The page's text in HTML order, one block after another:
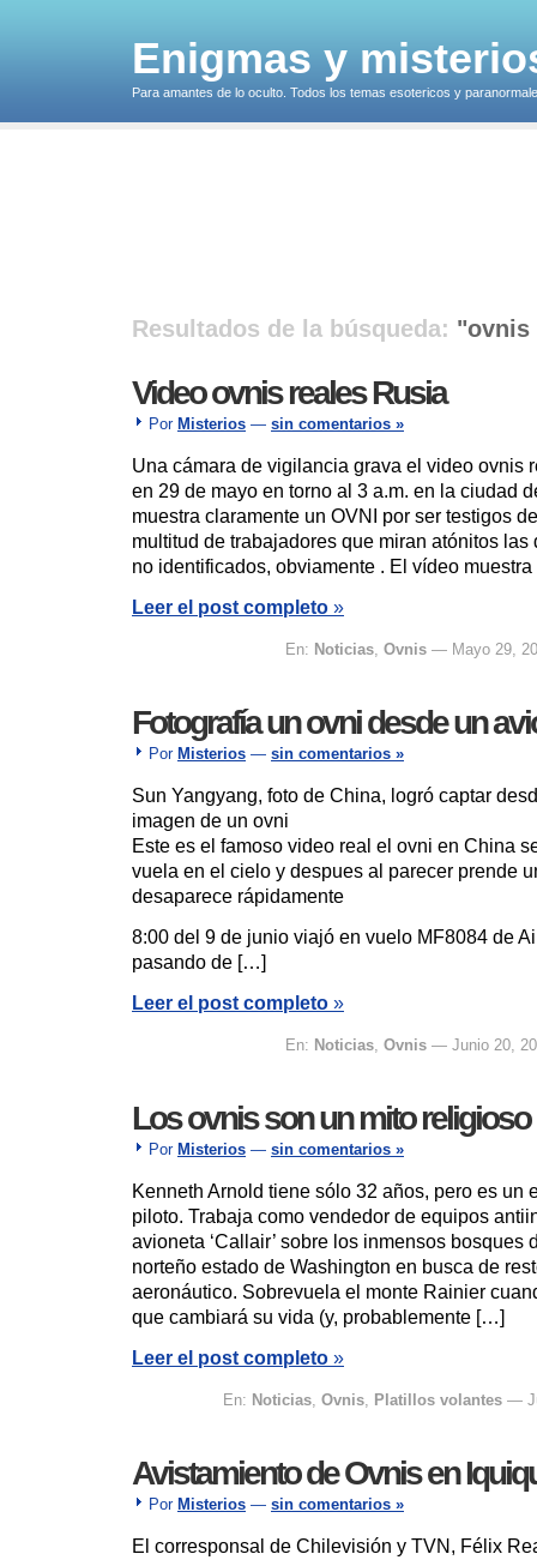
Enigmas y
Para amantes de lo oculto. Todos los temas esotericos y
Resultados de la búsqueda: ovnis
Video ovnis reales Rusia
Por Misterios — sin comentarios »
Una cámara de vigilancia grava el video ovnis
en 29 de mayo en torno al 3 a.m. en la ciudad
muestra claramente un OVNI por ser testigos
multitud de trabajadores que miran atónitos las
no identificados, obviamente . El vídeo
Leer el post completo »
En: Noticias, Ovnis— Mayo 29,
Fotografía un ovni desde un
Por Misterios — sin comentarios »
Sun Yangyang, foto de China, logró captar
imagen de un ovni
Este es el famoso video real el ovni en China
vuela en el cielo y despues al parecer prende
desaparece rápidamente
8:00 del 9 de junio viajó en vuelo MF8084 de
pasando de […]
Leer el post completo »
En: Noticias, Ovnis — Junio 20,
Los ovnis son un mito religioso
Por Misterios — sin comentarios »
Kenneth Arnold tiene sólo 32 años, pero es un
piloto. Trabaja como vendedor de equipos
avioneta ‘Callair’ sobre los inmensos bosques
norteño estado de Washington en busca de
aeronáutico. Sobrevuela el monte Rainier
que cambiará su vida (y, probablemente […]
Leer el post completo »
En: Noticias, Ovnis, Platillos volantes —
Avistamiento de Ovnis en
Por Misterios — sin comentarios »
El corresponsal de Chilevisión y TVN, Félix